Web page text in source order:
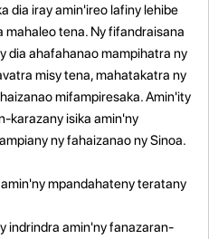
dia iray amin'ireo lafiny lehibe
tena. Ny fifandraisana
dia ahafahanao mampihatra ny
misy tena, mahatakatra ny
mifampiresaka. Amin'ity
karazany isika amin'ny
ny fahaizanao ny Sinoa.
mpandahateny teratany
indrindra amin'ny fanazaran-